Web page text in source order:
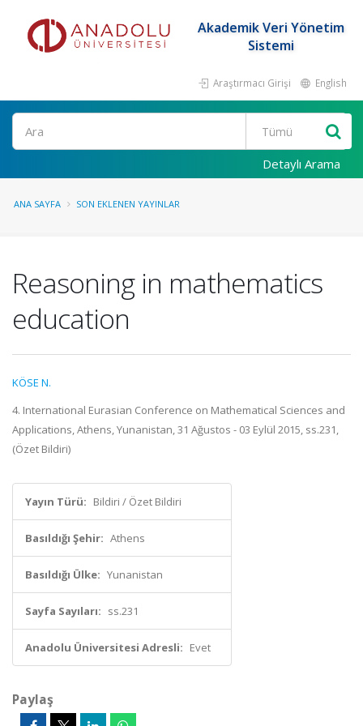
Akademik Veri Yönetim
Sistemi
Araştırmacı Girişi English
Ara
Detaylı Arama
ANA SAYFA SON EKLENEN YAYINLAR
Reasoning in mathematics
education
KÖSE N.
4. International Eurasian Conference on Mathematical Sciences and
Applications, Athens, Yunanistan, 31 Ağustos - 03 Eylül 2015, ss.231,
(Özet Bildiri)
Yayın Türü: Bildiri / Özet Bildiri
Basıldığı Şehir: Athens
Basıldığı Ülke: Yunanistan
Sayfa Sayıları: ss.231
Anadolu Üniversitesi Adresli: Evet
Paylaş